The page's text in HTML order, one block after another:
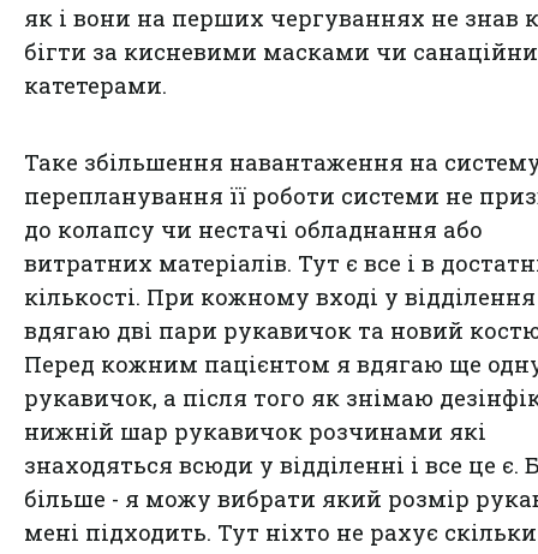
як і вони на перших чергуваннях не знав
бігти за кисневими масками чи
катетерами.
Таке збільшення навантаження на
перепланування її роботи системи не
до колапсу чи нестачі обладнання або
витратних матеріалів. Тут є все і в
кількості. При кожному вході у
вдягаю дві пари рукавичок та новий
Перед кожним пацієнтом я вдягаю ще
рукавичок, а після того як знімаю
нижній шар рукавичок розчинами які
знаходяться всюди у відділенні і все це є.
більше - я можу вибрати який розмір
мені підходить. Тут ніхто не рахує